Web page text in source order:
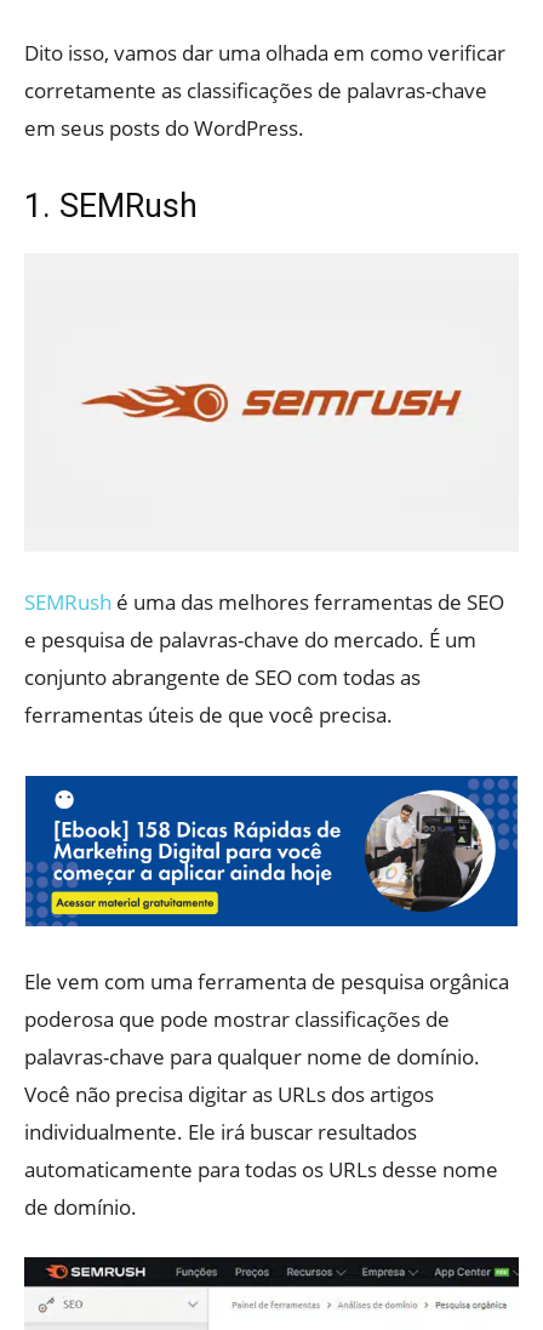
Dito isso, vamos dar uma olhada em como verificar
corretamente as classificações de palavras-chave
em seus posts do WordPress.
1. SEMRush
SEMRush é uma das melhores ferramentas de SEO
e pesquisa de palavras-chave do mercado. É um
conjunto abrangente de SEO com todas as
ferramentas úteis de que você precisa.
Ele vem com uma ferramenta de pesquisa orgânica
poderosa que pode mostrar classificações de
palavras-chave para qualquer nome de domínio.
Você não precisa digitar as URLs dos artigos
individualmente. Ele irá buscar resultados
automaticamente para todas os URLs desse nome
de domínio.